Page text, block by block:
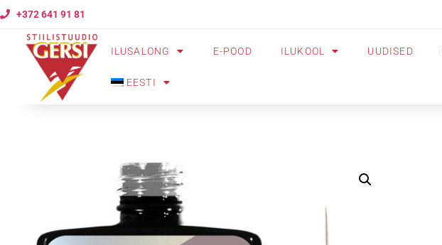
+372 641 91 81
ILUSALONG E-POOD ILUKOOL UUDISED
EESTI